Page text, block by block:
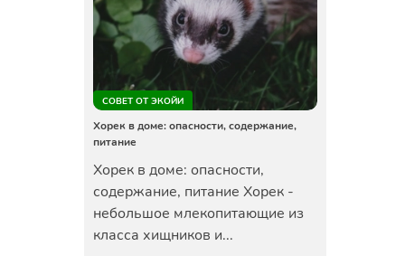
СОВЕТ ОТ ЭКОЙИ
Хорек в доме: опасности, содержание,
питание
Хорек в доме: опасности,
содержание, питание Хорек -
небольшое млекопитающие из
класса хищников и...